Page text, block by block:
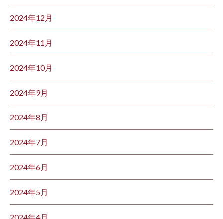
2024年12月
2024年11月
2024年10月
2024年9月
2024年8月
2024年7月
2024年6月
2024年5月
2024年4月